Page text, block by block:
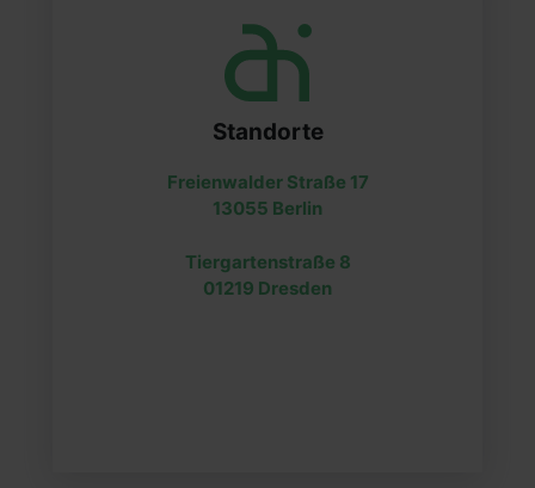
Standorte
Freienwalder Straße 17
13055 Berlin
Tiergartenstraße 8
01219 Dresden